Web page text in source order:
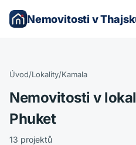
Nemovitosti v
Úvod/Lokality/Kamala
Nemovitosti v
Phuket
13 projektů